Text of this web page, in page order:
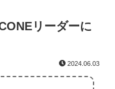
リーダーに
2024.06.03